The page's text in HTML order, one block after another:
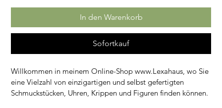
In den Warenkorb
Sofortkauf
Willkommen in meinem Online-Shop www.Lexahaus, wo Sie
eine Vielzahl von einzigartigen und selbst gefertigten
Schmuckstücken, Uhren, Krippen und Figuren finden können.